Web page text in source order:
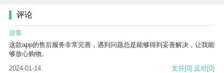
评论
游客
这款app的售后服务非常完善，遇到问题总是能够得到妥善解决，让我能
够放心购物。
2024-01-14
支持[0] 反对[0]